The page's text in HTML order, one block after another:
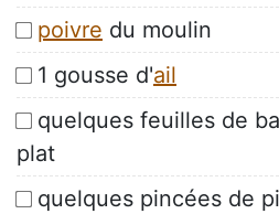
poivre du moulin
1 gousse d'ail
quelques feuilles de
plat
quelques pincées de